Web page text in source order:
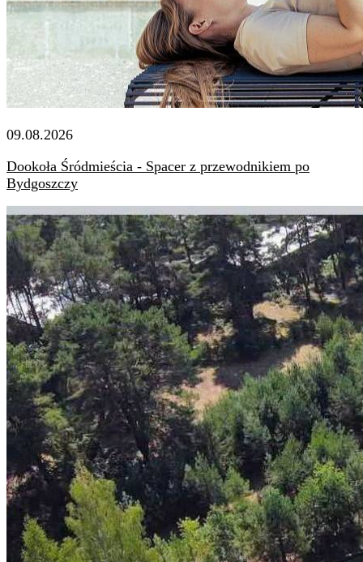
09.08.2026
Dookoła Śródmieścia - Spacer z przewodnikiem po
Bydgoszczy